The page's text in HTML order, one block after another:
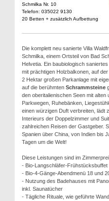
Schmilka Nr. 10
Telefon: 035022 9130
20 Betten + zusätzlich Aufbettung
Die komplett neu sanierte Villa
Schmilka, einem Ortsteil von Bad
Helvetia. Ein baubiologisch
mit prächtigen Holzbalkonen, auf
2 Hektar großen Parkanlage mit
auf die berühmten Schrammsteine
den oberitalienischen Seen mit
Parkwegen, Ruhebänken,
einen würzigen Duft verbreiten, lädt
Interieurs der Doppelzimmer und
zahlreichen Reisen der Gastgeber.
Spanien über China, von Indien bis
Tagen um die Welt!
Diese Leistungen sind im
- Bio-Langschläfer-Frühstücksbuffet
- Bio-4-Gänge-Abendmenü 18 und
- Nutzung des Badehauses mit
inkl. Saunatücher
- Tägliche Rituale, wie geführte